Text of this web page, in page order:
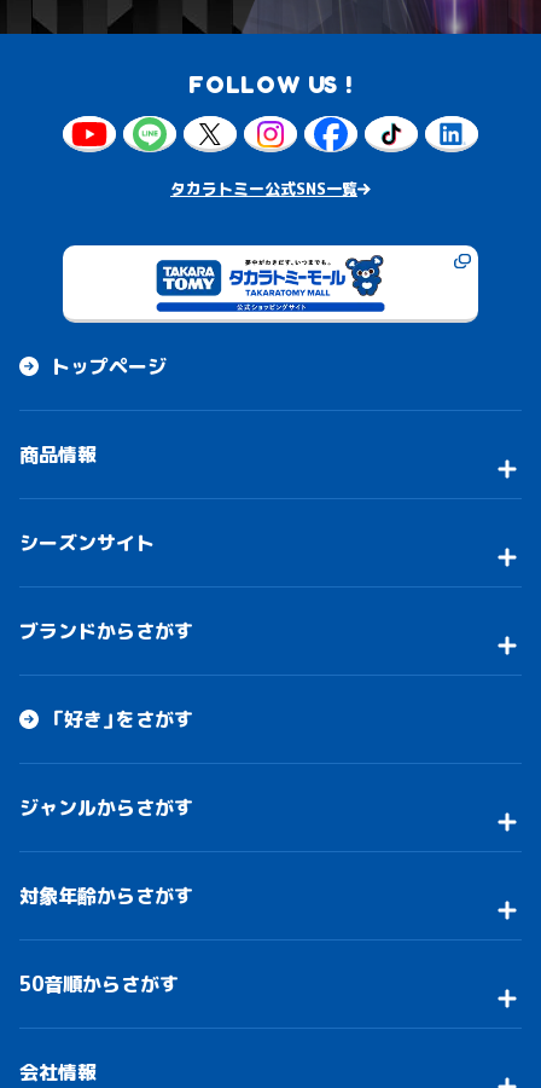
FOLLOW US !
タカラトミー公式SNS一覧
トップページ
商品情報
シーズンサイト
ブランドからさがす
「好き」をさがす
ジャンルからさがす
対象年齢からさがす
50音順からさがす
会社情報